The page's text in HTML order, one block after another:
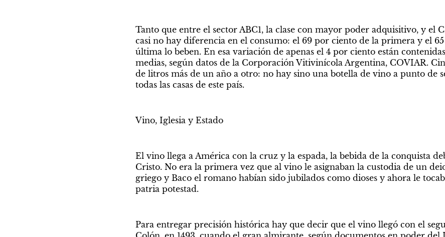
Tanto que entre el sector ABC1, la clase con mayor poder adquisitivo, y el
casi no hay diferencia en el consumo: el 69 por ciento de la primera y el
última lo beben. En esa variación de apenas el 4 por ciento están
medias, según datos de la Corporación Vitivinícola Argentina, COVIAR.
de litros más de un año a otro: no hay sino una botella de vino a punto de
todas las casas de este país.
Vino, Iglesia y Estado
El vino llega a América con la cruz y la espada, la bebida de la conquista
Cristo. No era la primera vez que al vino le asignaban la custodia de un
griego y Baco el romano habían sido jubilados como dioses y ahora le
patria potestad.
Para entregar precisión histórica hay que decir que el vino llegó con el